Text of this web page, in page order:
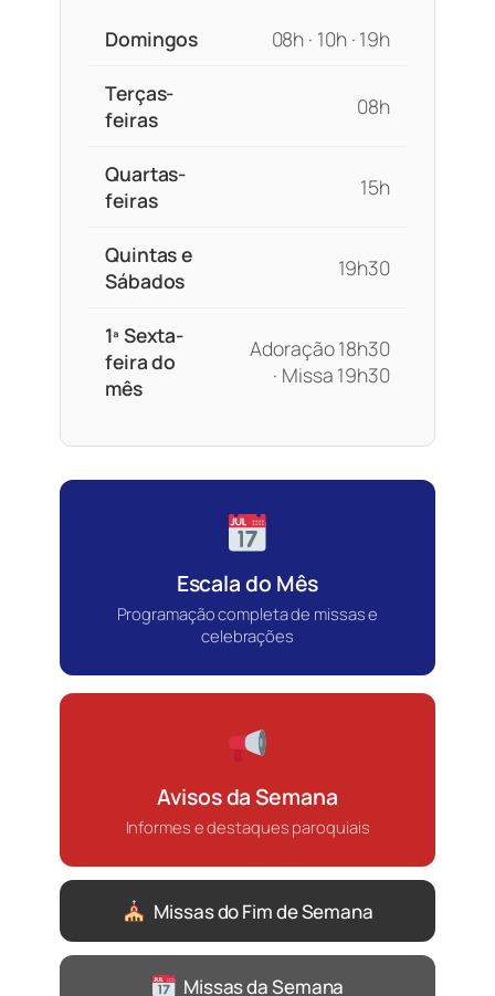
Domingos 08h · 10h · 19h
Terças-
feiras
08h
Quartas-
feiras
15h
Quintas e
Sábados
19h30
1ª Sexta-
feira do
mês
Adoração 18h30
· Missa 19h30
Escala do Mês
Programação completa de missas e
celebrações
Avisos da Semana
Informes e destaques paroquiais
Missas do Fim de Semana
Missas da Semana